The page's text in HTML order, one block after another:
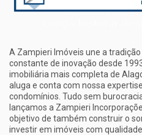
A Zampieri Imóveis une a
constante de inovação desde
imobiliária mais completa de
aluga e conta com nossa
condomínios. Tudo sem
lançamos a Zampieri
objetivo de também construir o
investir em imóveis com